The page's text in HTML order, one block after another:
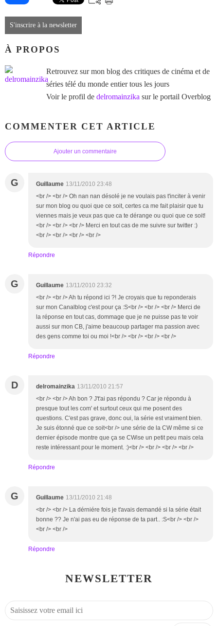
S'inscrire à la newsletter
À PROPOS
Retrouvez sur mon blog des critiques de cinéma et de
séries télé du monde entier tous les jours
Voir le profil de delromainzika sur le portail Overblog
COMMENTER CET ARTICLE
Ajouter un commentaire
G Guillaume 13/11/2010 23:48
<br /> <br /> Oh nan nan désolé je ne voulais pas t'inciter à venir
sur mon blog ou quoi que ce soit, certes ca me fait plaisir que tu
viennes mais je veux pas que ca te dérange ou quoi que ce soit!
<br /> <br /> <br /> Merci en tout cas de me suivre sur twitter :)
<br /> <br /> <br /> <br />
Répondre
G Guillaume 13/11/2010 23:32
<br /> <br /> Ah tu répond ici ?! Je croyais que tu reponderais
sur mon Canalblog c'est pour ça :S<br /> <br /> <br /> Merci de
la réponse en tout cas, dommage que je ne puisse pas te voir
aussi sur mon CB, j'aime beaucoup partager ma passion avec
des gens comme toi ou moi !<br /> <br /> <br /> <br />
Répondre
D delromainzika 13/11/2010 21:57
<br /> <br /> Ah bon ? J't'ai pas répondu ? Car je répondu à
presque tout les com' et surtout ceux qui me posent des
questions. C'est pas grave, donc oui, la série est vraiment bien.
Je suis étonné que ce soit<br /> une série de la CW même si ce
dernier épisode montre que ça se CWise un petit peu mais cela
reste intéressant pour le moment. :)<br /> <br /> <br /> <br />
Répondre
G Guillaume 13/11/2010 21:48
<br /> <br /> La dérniére fois je t'avais demandé si la série était
bonne ?? Je n'ai pas eu de réponse de ta part.. :S<br /> <br />
<br /> <br />
Répondre
NEWSLETTER